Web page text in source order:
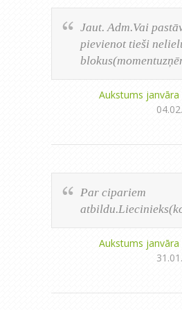
Jaut. Adm.Vai
pievienot tieši
Aukstums
Par cipariem
Aukstums